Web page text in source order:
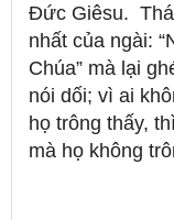
Đức Giêsu.
nhất của ngài:
Chúa” mà lại
nói dối; vì ai
họ trông thấy,
mà họ không